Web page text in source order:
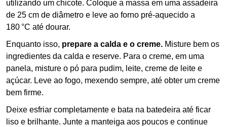
utilizando um chicote. Coloque a massa em uma assadeira
de 25 cm de diâmetro e leve ao forno pré-aquecido a
180 °C até dourar.
Enquanto isso, prepare a calda e o creme. Misture bem os
ingredientes da calda e reserve. Para o creme, em uma
panela, misture o pó para pudim, leite, creme de leite e
açúcar. Leve ao fogo, mexendo sempre, até obter um creme
bem firme.
Deixe esfriar completamente e bata na batedeira até ficar
liso e brilhante. Junte a manteiga aos poucos e continue